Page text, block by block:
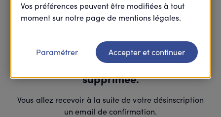
Merci
Votre inscription à cette action est
supprimée.
Vous allez recevoir à la suite de votre désinscription
un email de confirmation.
Vos préférences peuvent être modifiées à tout
moment sur notre page de mentions légales.
Paramétrer Accepter et continuer